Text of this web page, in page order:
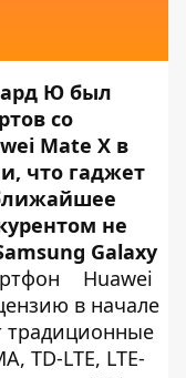
Ю был
со
Mate X в
что гаджет
не
Galaxy
Huawei
в начале
традиционные
TD-LTE, LTE-